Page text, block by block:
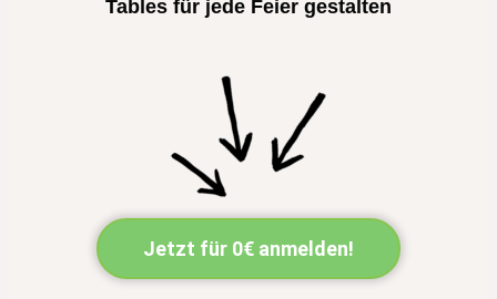
Tables für jede Feier gestalten
Jetzt für 0€ anmelden!